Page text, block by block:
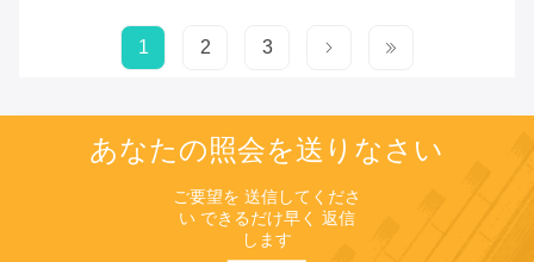
1 2 3
あなたの照会を送りなさい
ご要望を 送信してくださ
い できるだけ早く 返信
します